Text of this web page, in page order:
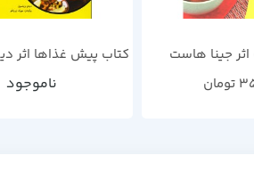
جینا هاست
تومان
کتاب پیش غذاها اثر
ناموجود